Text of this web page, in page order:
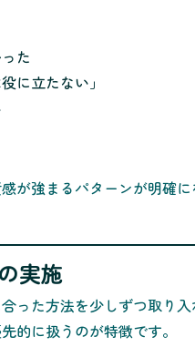
た
に立たない」
が強まるパターンが明確に
実施
った方法を少しずつ取り
的に扱うのが特徴です。